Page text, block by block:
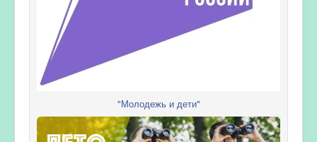
"Молодежь и дети"